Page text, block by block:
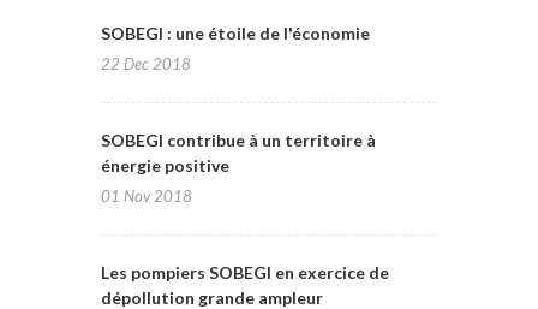
SOBEGI : une étoile de l'économie
22 Dec 2018
SOBEGI contribue à un territoire à
énergie positive
01 Nov 2018
Les pompiers SOBEGI en exercice de
dépollution grande ampleur